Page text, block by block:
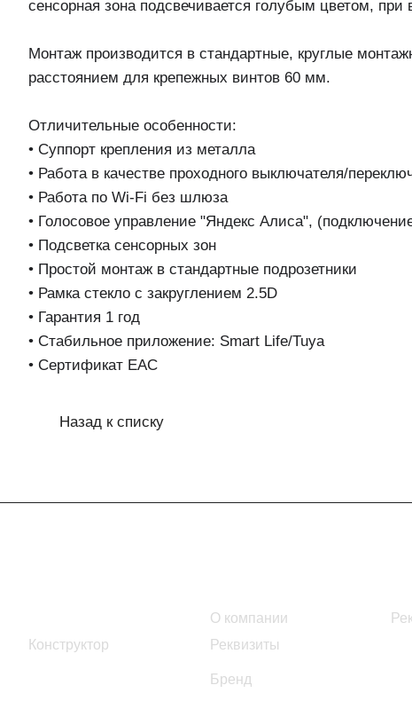
сенсорная зона подсвечивается голубым цветом,
Монтаж производится в стандартные, круглые
расстоянием для крепежных винтов 60 мм.
Отличительные особенности:
• Суппорт крепления из металла
• Работа в качестве проходного выключателя/
• Работа по Wi-Fi без шлюза
• Голосовое управление "Яндекс Алиса",
• Подсветка сенсорных зон
• Простой монтаж в стандартные подрозетники
• Рамка стекло с закруглением 2.5D
• Гарантия 1 год
• Стабильное приложение: Smart Life/Tuya
• Сертификат EAC
Назад к списку
Конструктор
О компании
Реквизиты
Бренд